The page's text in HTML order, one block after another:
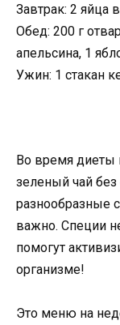
Завтрак: 2 яйца
Обед: 200 г
апельсина, 1
Ужин: 1 стакан
Во время
зеленый чай
разнообразные
важно. Специи
помогут
организме!
Это меню на